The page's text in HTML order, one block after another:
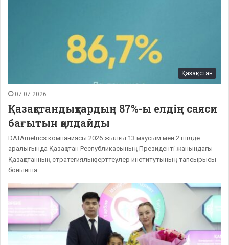
Қазақстан
07.07.2026
Қазақстандықтардың 87%-ы елдің саяси
бағытын қолдайды
DATAmetrics компаниясы 2026 жылғы 13 маусым мен 2 шілде
аралығында Қазақстан Республикасының Президенті жанындағы
Қазақстанның стратегиялық зерттеулер институтының тапсырысы
бойынша…